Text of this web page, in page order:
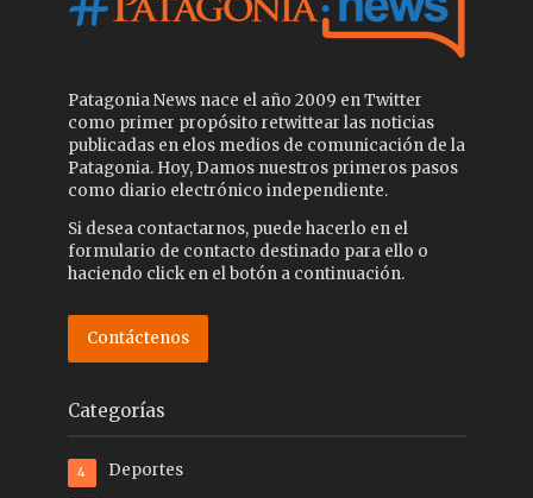
Patagonia News nace el año 2009 en Twitter
como primer propósito retwittear las noticias
publicadas en elos medios de comunicación de la
Patagonia. Hoy, Damos nuestros primeros pasos
como diario electrónico independiente.
Si desea contactarnos, puede hacerlo en el
formulario de contacto destinado para ello o
haciendo click en el botón a continuación.
Contáctenos
Categorías
Deportes
4